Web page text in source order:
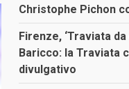
Christophe Pichon
Firenze, ‘Traviata
Baricco: la Traviata
divulgativo